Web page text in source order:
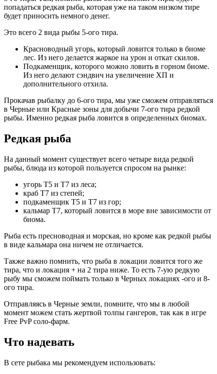
попадаться редкая рыба, которая уже на таком низком тире
будет приносить немного денег.
Это всего 2 вида рыбы 5-ого тира.
Красноводный угорь, который ловится только в биоме
лес. Из него делается жаркое на урон и откат скилов.
Подкаменщик, которого можно ловить в горном биоме.
Из него делают сэндвич на увеличение ХП и
дополнительного отхила.
Прокачав рыбалку до 6-ого тира, мы уже сможем отправляться
в Черные или Красные зоны для добычи 7-ого тира редкой
рыбы. Именно редкая рыба ловится в определенных биомах.
Редкая рыба
На данный момент существует всего четыре вида редкой
рыбы, блюда из которой пользуется спросом на рынке:
угорь Т5 и Т7 из леса;
краб Т7 из степей;
подкаменщик Т5 и Т7 из гор;
кальмар Т7, который ловится в море вне зависимости от
биома.
Рыба есть пресноводная и морская, но кроме как редкой рыбы
в виде кальмара она ничем не отличается.
Также важно помнить, что рыба в локации ловится того же
тира, что и локация + на 2 тира ниже. То есть 7-ую редкую
рыбу мы сможем поймать только в Черных локациях -ого и 8-
ого тира.
Отправляясь в Черные земли, помните, что мы в любой
момент можем стать жертвой толпы гангеров, так как в игре
Free PvP соло-фарм.
Что надевать
В сете рыбака мы рекомендуем использовать: